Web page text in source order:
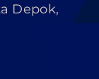
Depok,